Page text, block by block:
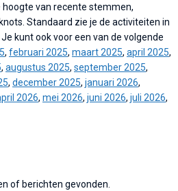
hoogte van recente stemmen,
Standaard zie je de activiteiten in
kunt ook voor een van de volgende
, februari 2025, maart 2025, april 2025,
, augustus 2025, september 2025,
, december 2025, januari 2026,
2026, mei 2026, juni 2026, juli 2026,
of berichten gevonden.